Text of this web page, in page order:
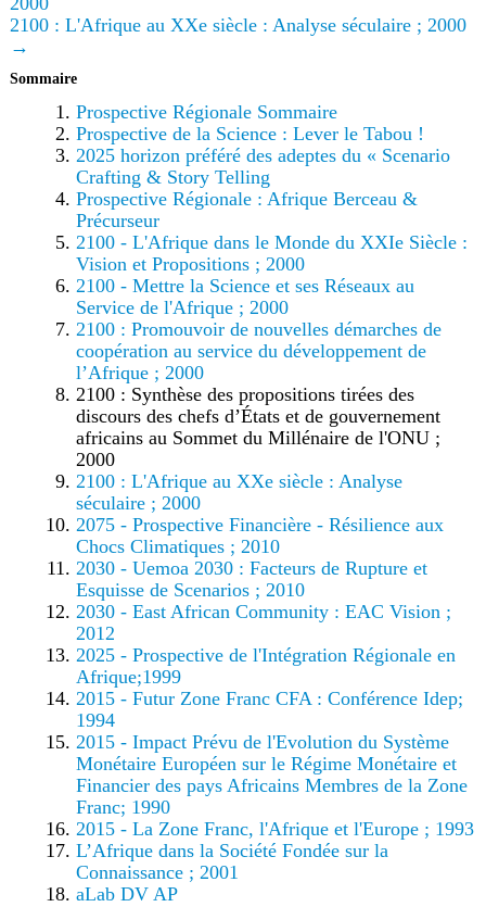
2100 : L'Afrique au XXe siècle : Analyse séculaire ; 2000
→
Sommaire
Prospective Régionale Sommaire
Prospective de la Science : Lever le Tabou !
2025 horizon préféré des adeptes du « Scenario
Crafting & Story Telling
Prospective Régionale : Afrique Berceau &
Précurseur
2100 - L'Afrique dans le Monde du XXIe Siècle :
Vision et Propositions ; 2000
2100 - Mettre la Science et ses Réseaux au
Service de l'Afrique ; 2000
2100 : Promouvoir de nouvelles démarches de
coopération au service du développement de
l’Afrique ; 2000
2100 : Synthèse des propositions tirées des
discours des chefs d’États et de gouvernement
africains au Sommet du Millénaire de l'ONU ;
2000
2100 : L'Afrique au XXe siècle : Analyse
séculaire ; 2000
2075 - Prospective Financière - Résilience aux
Chocs Climatiques ; 2010
2030 - Uemoa 2030 : Facteurs de Rupture et
Esquisse de Scenarios ; 2010
2030 - East African Community : EAC Vision ;
2012
2025 - Prospective de l'Intégration Régionale en
Afrique;1999
2015 - Futur Zone Franc CFA : Conférence Idep;
1994
2015 - Impact Prévu de l'Evolution du Système
Monétaire Européen sur le Régime Monétaire et
Financier des pays Africains Membres de la Zone
Franc; 1990
2015 - La Zone Franc, l'Afrique et l'Europe ; 1993
L’Afrique dans la Société Fondée sur la
Connaissance ; 2001
aLab DV AP